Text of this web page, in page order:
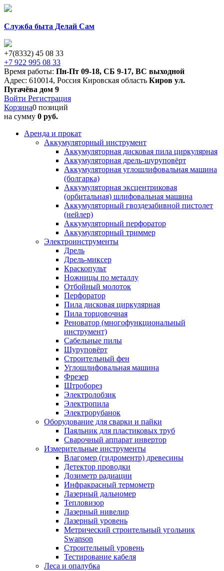
Служба быта Делай Сам
+7(8332) 45 08 33
+7 922 995 08 33
Время работы: Пн-Пт 09-18, СБ 9-17, ВС выходной
Адрес: 610014, Россия Кировская область Киров ул.
Пугачёва дом 9
Войти Регистрация
Корзина0 позиций
на сумму 0 руб.
Аренда и прокат
Аккумуляторный инструмент
Аккумуляторная дисковая пила циркулярная
Аккумуляторная дрель-шуруповёрт
Аккумуляторная углошлифовальная машина
(болгарка)
Аккумуляторная эксцентриковая
(орбитальная) шлифовальная машина
Аккумуляторный гвоздезабивной пистолет
(нейлер)
Аккумуляторный перфоратор
Аккумуляторный триммер
Электроинструменты
Дрель
Дрель-миксер
Краскопульт
Ножницы по металлу
Отбойный молоток
Перфоратор
Пила дисковая циркулярная
Пила торцовочная
Реноватор (многофункциональный
инструмент)
Сабельные пилы
Шуруповёрт
Строительный фен
Углошлифовальная машина
Фрезер
Штроборез
Электролобзик
Электропила
Электрорубанок
Оборудование для сварки и пайки
Паяльник для пластиковых труб
Сварочный аппарат инвертор
Измерительные инструменты
Влагомер (гидроментр) древесины
Детектор проводки
Дозиметр радиации
Инфракрасный термометр
Лазерный дальномер
Тепловизор
Лазерный нивелир
Лазерный уровень
Метрический строительный угольник
Swanson
Строительный уровень
Тестирование кабеля
Леса и опалубка